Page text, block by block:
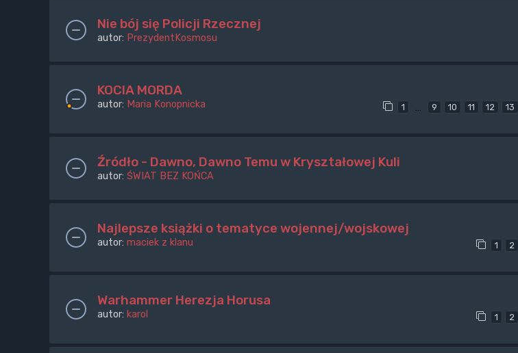
Nie bój się Policji Rzecznej
autor: PrezydentKosmosu
KOCIA MORDA
autor: Maria Konopnicka 1 … 9 10 11 12 13
Źródło - Dawno, Dawno Temu w Kryształowej Kuli
autor: ŚWIAT BEZ KOŃCA
Najlepsze książki o tematyce wojennej/wojskowej
autor: maciek z klanu 1 2
Warhammer Herezja Horusa
autor: karol 1 2